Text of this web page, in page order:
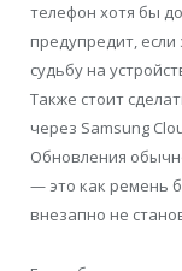
телефон хотя бы
предупредит,
судьбу на
Также стоит
через Samsung
Обновления
— это как ремень
внезапно не